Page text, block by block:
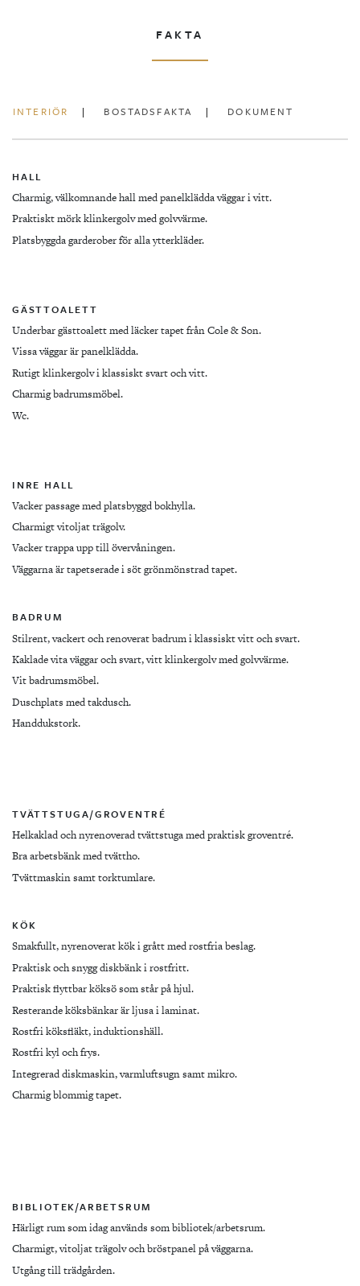
FAKTA
INTERIÖR BOSTADSFAKTA DOKUMENT
HALL
Charmig, välkomnande hall med panelklädda väggar i vitt.
Praktiskt mörk klinkergolv med golvvärme.
Platsbyggda garderober för alla ytterkläder.
GÄSTTOALETT
Underbar gästtoalett med läcker tapet från Cole & Son.
Vissa väggar är panelklädda.
Rutigt klinkergolv i klassiskt svart och vitt.
Charmig badrumsmöbel.
Wc.
INRE HALL
Vacker passage med platsbyggd bokhylla.
Charmigt vitoljat trägolv.
Vacker trappa upp till övervåningen.
Väggarna är tapetserade i söt grönmönstrad tapet.
BADRUM
Stilrent, vackert och renoverat badrum i klassiskt vitt och svart.
Kaklade vita väggar och svart, vitt klinkergolv med golvvärme.
Vit badrumsmöbel.
Duschplats med takdusch.
Handdukstork.
TVÄTTSTUGA/GROVENTRÉ
Helkaklad och nyrenoverad tvättstuga med praktisk groventré.
Bra arbetsbänk med tvättho.
Tvättmaskin samt torktumlare.
KÖK
Smakfullt, nyrenoverat kök i grått med rostfria beslag.
Praktisk och snygg diskbänk i rostfritt.
Praktisk flyttbar köksö som står på hjul.
Resterande köksbänkar är ljusa i laminat.
Rostfri köksfläkt, induktionshäll.
Rostfri kyl och frys.
Integrerad diskmaskin, varmluftsugn samt mikro.
Charmig blommig tapet.
BIBLIOTEK/ARBETSRUM
Härligt rum som idag används som bibliotek/arbetsrum.
Charmigt, vitoljat trägolv och bröstpanel på väggarna.
Utgång till trädgården.